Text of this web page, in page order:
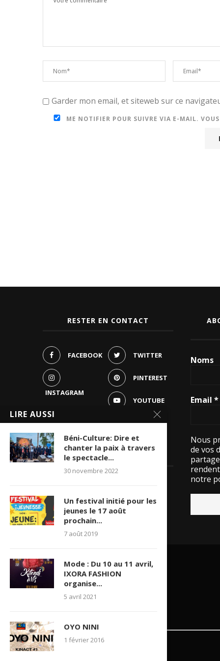
Garder mon email, et siteweb sur ce
ME NOTIFIER POUR SUIVRE VIA E-MAIL.
RESTER EN CONTACT
FACEBOOK TWITTER
INSTAGRAM
PINTEREST
YOUTUBE
WHATSAPP
LES VISITES
Noms
Email*
Nous
de vos
notre
LIRE AUSSI
Béni-Culture: Dire et
chanter la paix à travers
le spectacle...
30 novembre 2022
Un festival initié pour les
jeunes le 17 août
prochain...
7 août 2019
Mode : Du 10 au 11 avril,
IXORA FASHION
organise...
5 avril 2021
OYO NINI
1 février 2016